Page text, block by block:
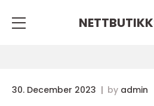
30. December 2023 by admin